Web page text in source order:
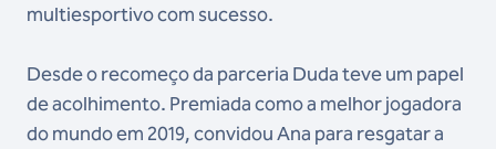
multiesportivo com sucesso.
Desde o recomeço da parceria Duda teve um papel
de acolhimento. Premiada como a melhor jogadora
do mundo em 2019, convidou Ana para resgatar a